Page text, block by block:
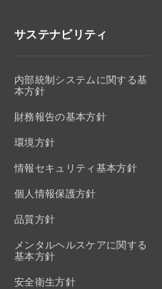
サステナビリティ
内部統制システムに関する基
本方針
財務報告の基本方針
環境方針
情報セキュリティ基本方針
個人情報保護方針
品質方針
メンタルヘルスケアに関する
基本方針
安全衛生方針